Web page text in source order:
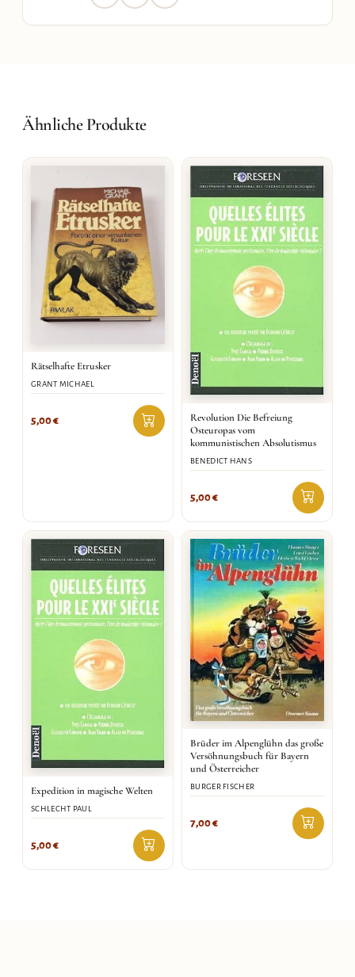
Ähnliche Produkte
Rätselhafte Etrusker
GRANT MICHAEL
5,00€
Revolution Die Befreiung
Osteuropas vom
kommunistischen Absolutismus
BENEDICT HANS
5,00€
Expedition in magische Welten
SCHLECHT PAUL
5,00€
Brüder im Alpenglühn das große
Versöhnungsbuch für Bayern
und Österreicher
BURGER FISCHER
7,00€